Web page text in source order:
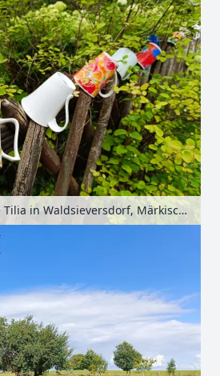
Tassenzaun am Café Tilia in Waldsieversdorf, Märkische Schweiz, Seenland Oder-Spree, Brandenburg, Deutschland